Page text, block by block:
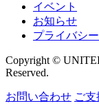
イベント
お知らせ
プライバシ
Copyright ©
Reserved.
お問い合わせ ご